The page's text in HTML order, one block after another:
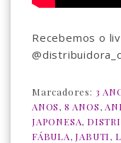
Recebemos o
Marcadores: 3
ANOS, 8 ANOS,
JAPONESA,
FÁBULA, JABUTI,